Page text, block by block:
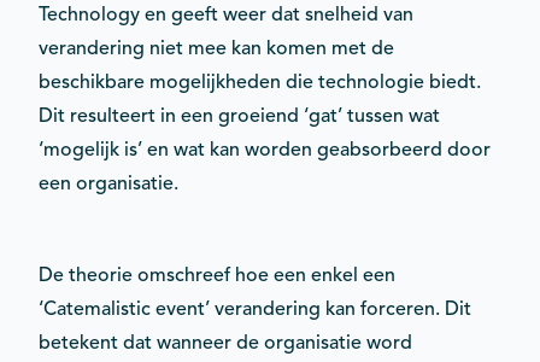
Technology en geeft weer dat snelheid van
verandering niet mee kan komen met de
beschikbare mogelijkheden die technologie biedt.
Dit resulteert in een groeiend ‘gat’ tussen wat
‘mogelijk is’ en wat kan worden geabsorbeerd door
een organisatie.
De theorie omschreef hoe een enkel een
‘Catemalistic event’ verandering kan forceren. Dit
betekent dat wanneer de organisatie word